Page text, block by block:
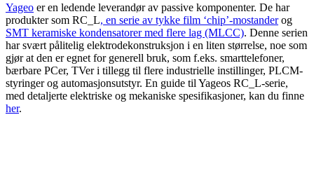
Yageo er en ledende leverandør av passive komponenter. De har
produkter som RC_L, en serie av tykke film ‘chip’-mostanderog
SMT keramiske kondensatorer med flere lag (MLCC). Denne serien
har svært pålitelig elektrodekonstruksjon i en liten størrelse, noe som
gjør at den er egnet for generell bruk, som f.eks. smarttelefoner,
bærbare PCer, TVer i tillegg til flere industrielle instillinger, PLCM-
styringer og automasjonsutstyr. En guide til Yageos RC_L-serie,
med detaljerte elektriske og mekaniske spesifikasjoner, kan du finne
her.